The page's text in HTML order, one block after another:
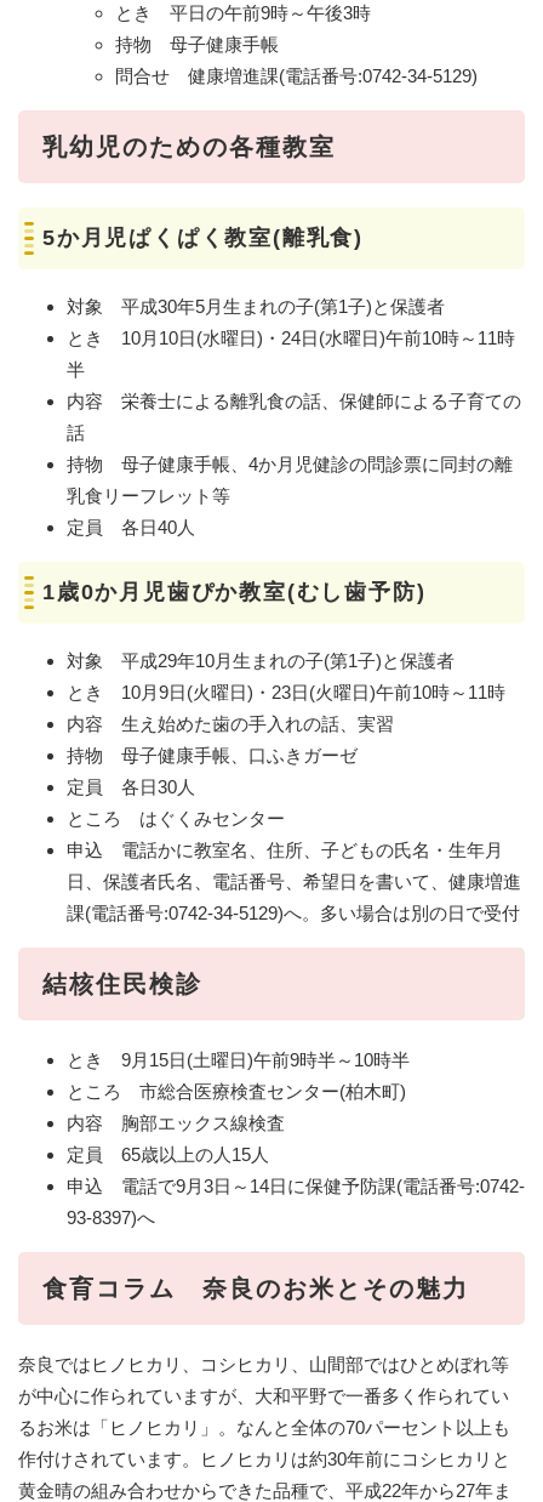
とき 平日の午前9時～午後3時
持物 母子健康手帳
問合せ 健康増進課(電話番号:0742-34-5129)
乳幼児のための各種教室
5か月児ぱくぱく教室(離乳食)
対象 平成30年5月生まれの子(第1子)と保護者
とき 10月10日(水曜日)・24日(水曜日)午前10時～11時
半
内容 栄養士による離乳食の話、保健師による子育ての
話
持物 母子健康手帳、4か月児健診の問診票に同封の離
乳食リーフレット等
定員 各日40人
1歳0か月児歯ぴか教室(むし歯予防)
対象 平成29年10月生まれの子(第1子)と保護者
とき 10月9日(火曜日)・23日(火曜日)午前10時～11時
内容 生え始めた歯の手入れの話、実習
持物 母子健康手帳、口ふきガーゼ
定員 各日30人
ところ はぐくみセンター
申込 電話かに教室名、住所、子どもの氏名・生年月
日、保護者氏名、電話番号、希望日を書いて、健康増進
課(電話番号:0742-34-5129)へ。多い場合は別の日で受付
結核住民検診
とき 9月15日(土曜日)午前9時半～10時半
ところ 市総合医療検査センター(柏木町)
内容 胸部エックス線検査
定員 65歳以上の人15人
申込 電話で9月3日～14日に保健予防課(電話番号:0742-
93-8397)へ
食育コラム 奈良のお米とその魅力
奈良ではヒノヒカリ、コシヒカリ、山間部ではひとめぼれ等
が中心に作られていますが、大和平野で一番多く作られてい
るお米は「ヒノヒカリ」。なんと全体の70パーセント以上も
作付けされています。ヒノヒカリは約30年前にコシヒカリと
黄金晴の組み合わせからできた品種で、平成22年から27年ま